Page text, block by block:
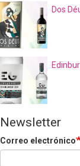
Dos
Newsletter
Correo electrónico